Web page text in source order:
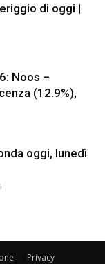
di oggi |
Noos –
(12.9%),
oggi, lunedì
Privacy